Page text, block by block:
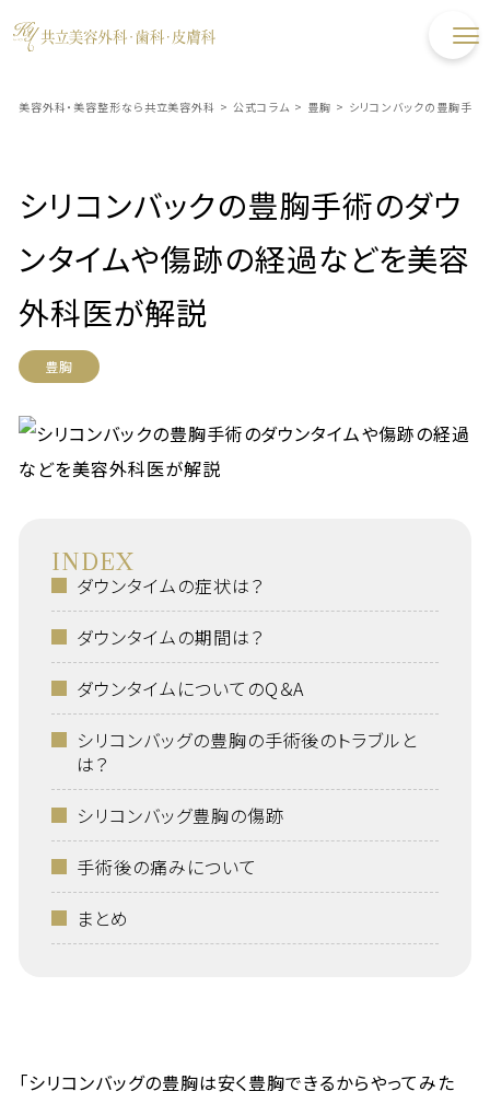
美容外科・美容整形なら共立美容外科 > 公式コラム > 豊胸 > シリコンバックの豊胸手
シリコンバックの豊胸手術のダウ
ンタイムや傷跡の経過などを美容
外科医が解説
豊胸
INDEX
ダウンタイムの症状は？
ダウンタイムの期間は？
ダウンタイムについてのQ＆A
シリコンバッグの豊胸の手術後のトラブルと
は？
シリコンバッグ豊胸の傷跡
手術後の痛みについて
まとめ
「シリコンバッグの豊胸は安く豊胸できるからやってみた